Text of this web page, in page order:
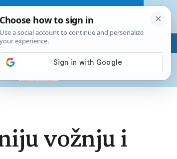
dana
Pretplatite se na Poslovni
Već od10 EURmjesečno
vožnju i